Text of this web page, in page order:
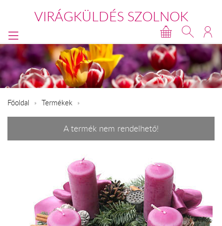
VIRÁGKÜLDÉS SZOLNOK
Főoldal Termékek
A termék nem rendelhető!